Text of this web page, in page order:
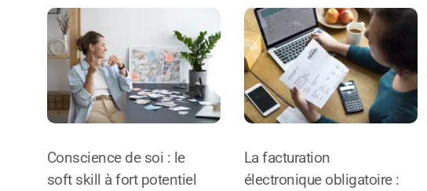
Conscience de soi : le
soft skill à fort potentiel
La facturation
électronique obligatoire :